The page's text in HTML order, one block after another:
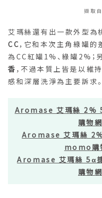
擷取自
艾瑪絲還有出一款外型為
CC，它和本次主角綠罐
為CC紅罐1%、綠罐2%；
香 ，不過本質上皆是以維
感和深層洗淨為主要訴求。
Aromase 艾瑪絲 2%
購物
Aromase 艾瑪絲
momo購
Aromase 艾瑪絲 5α
購物